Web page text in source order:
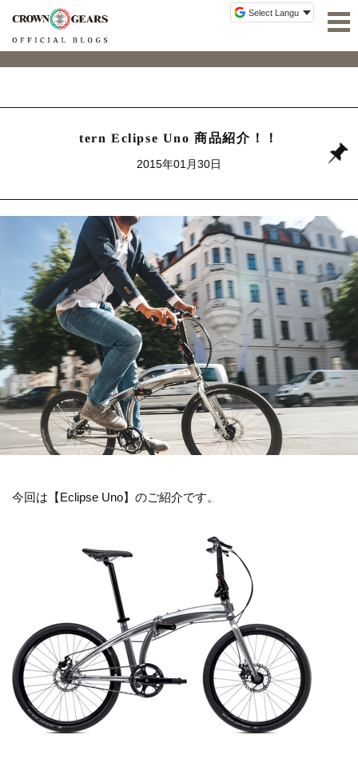
tern Eclipse Uno 商品紹介！！
2015年01月30日
今回は【Eclipse Uno】のご紹介です。